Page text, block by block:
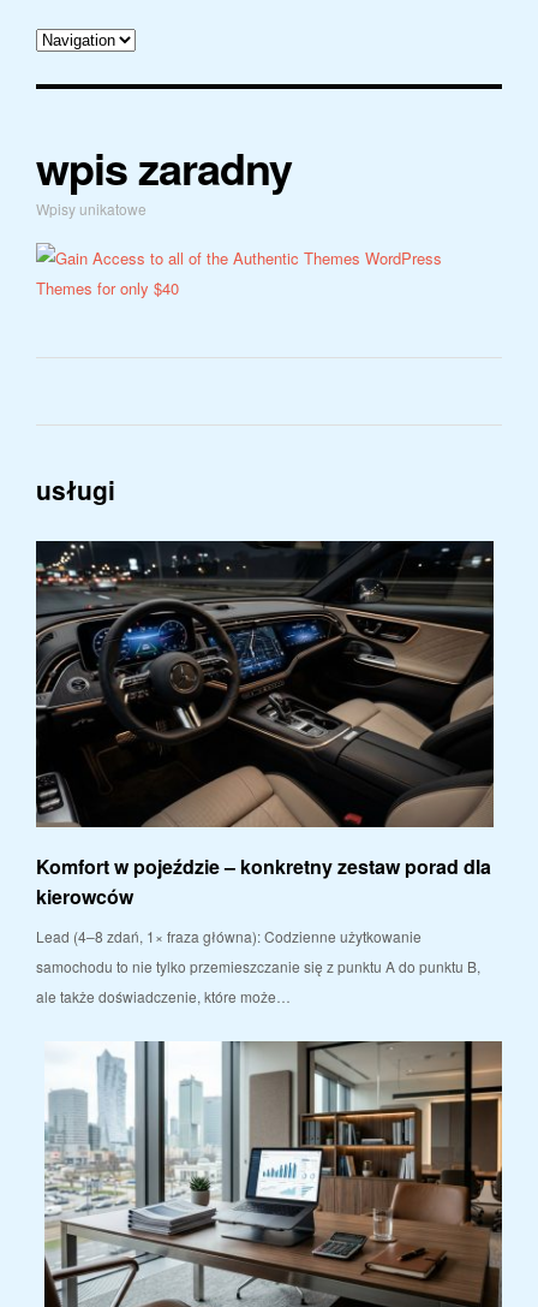
wpis zaradny
Wpisy unikatowe
usługi
Komfort w pojeździe – konkretny zestaw porad dla
kierowców
Lead (4–8 zdań, 1× fraza główna): Codzienne użytkowanie
samochodu to nie tylko przemieszczanie się z punktu A do punktu B,
ale także doświadczenie, które może…